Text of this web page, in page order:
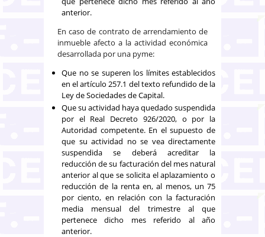
anterior.
En caso de contrato de arrendamiento de
inmueble afecto a la actividad económica
desarrollada por una pyme:
Que no se superen los límites establecidos
en el artículo 257.1 del texto refundido de la
Ley de Sociedades de Capital.
Que su actividad haya quedado suspendida
por el Real Decreto 926/2020, o por la
Autoridad competente. En el supuesto de
que su actividad no se vea directamente
suspendida se deberá acreditar la
reducción de su facturación del mes natural
anterior al que se solicita el aplazamiento o
reducción de la renta en, al menos, un 75
por ciento, en relación con la facturación
media mensual del trimestre al que
pertenece dicho mes referido al año
anterior.